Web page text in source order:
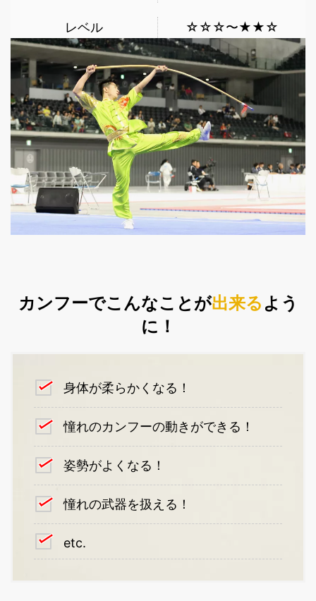
レベル ☆☆☆〜★★☆
カンフーでこんなことが出来る よう
に！
身体が柔らかくなる！
憧れのカンフーの動きができる！
姿勢がよくなる！
憧れの武器を扱える！
etc.